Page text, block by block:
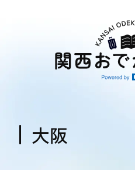
エリアで探す
大阪